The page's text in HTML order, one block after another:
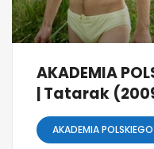
AKADEMIA
| Tatarak
AKADEMIA